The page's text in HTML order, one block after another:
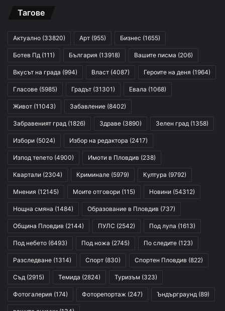
Тагове
Актуално (33820) Арт (955) Бизнес (1655)
Ботев Пд (111) България (13918) Вашите писма (206)
Вкусът на града (994) Власт (4087) Героите на деня (1964)
Гласове (5985) Градът (31301) Евала (1068)
Живот (11043) Забавление (8402)
Забравеният град (1826) Здраве (3890) Зелен град (1358)
Избори (5024) Избор на редактора (2417)
Изпод тепето (4900) Имоти в Пловдив (238)
Квартали (2304) Криминале (5979) Култура (9792)
Мнения (12145) Моите отговори (115) Новини (54312)
Нощна смяна (1484) Образование в Пловдив (737)
Община Пловдив (2144) ПУЛС (2542) Под лупа (1613)
Под небето (6493) Под ножа (2745) По следите (123)
Разследване (1314) Спорт (830) Спортен Пловдив (822)
Съд (2915) Темида (2824) Туризъм (323)
Фотогалерия (174) Фоторепортаж (247) Ъндърграунд (89)